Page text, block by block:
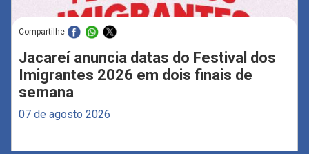
Compartilhe
Jacareí anuncia datas do Festival dos
Imigrantes 2026 em dois finais de
semana
07 de agosto 2026